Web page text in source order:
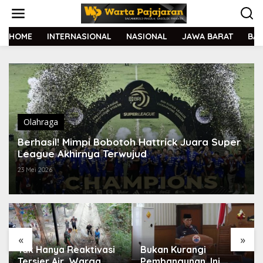
t
HOME INTERNASIONAL NASIONAL JAWA BARAT
Olahraga
Berhasil! Mimpi Bobotoh Hattrick Juara Super
League Akhirnya Terwujud
23 Mei 2026
« »
Tak Hanya Reaktivasi
Bukan Kurangi